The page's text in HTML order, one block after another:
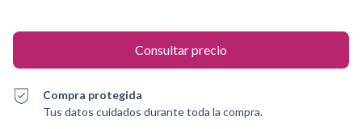
Compra protegida
Tus datos cuidados durante toda la compra.